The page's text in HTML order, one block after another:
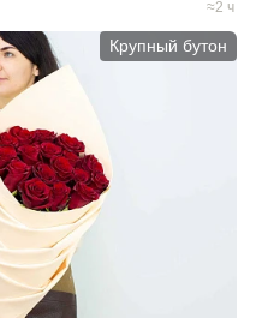
2 ч
Крупный бутон